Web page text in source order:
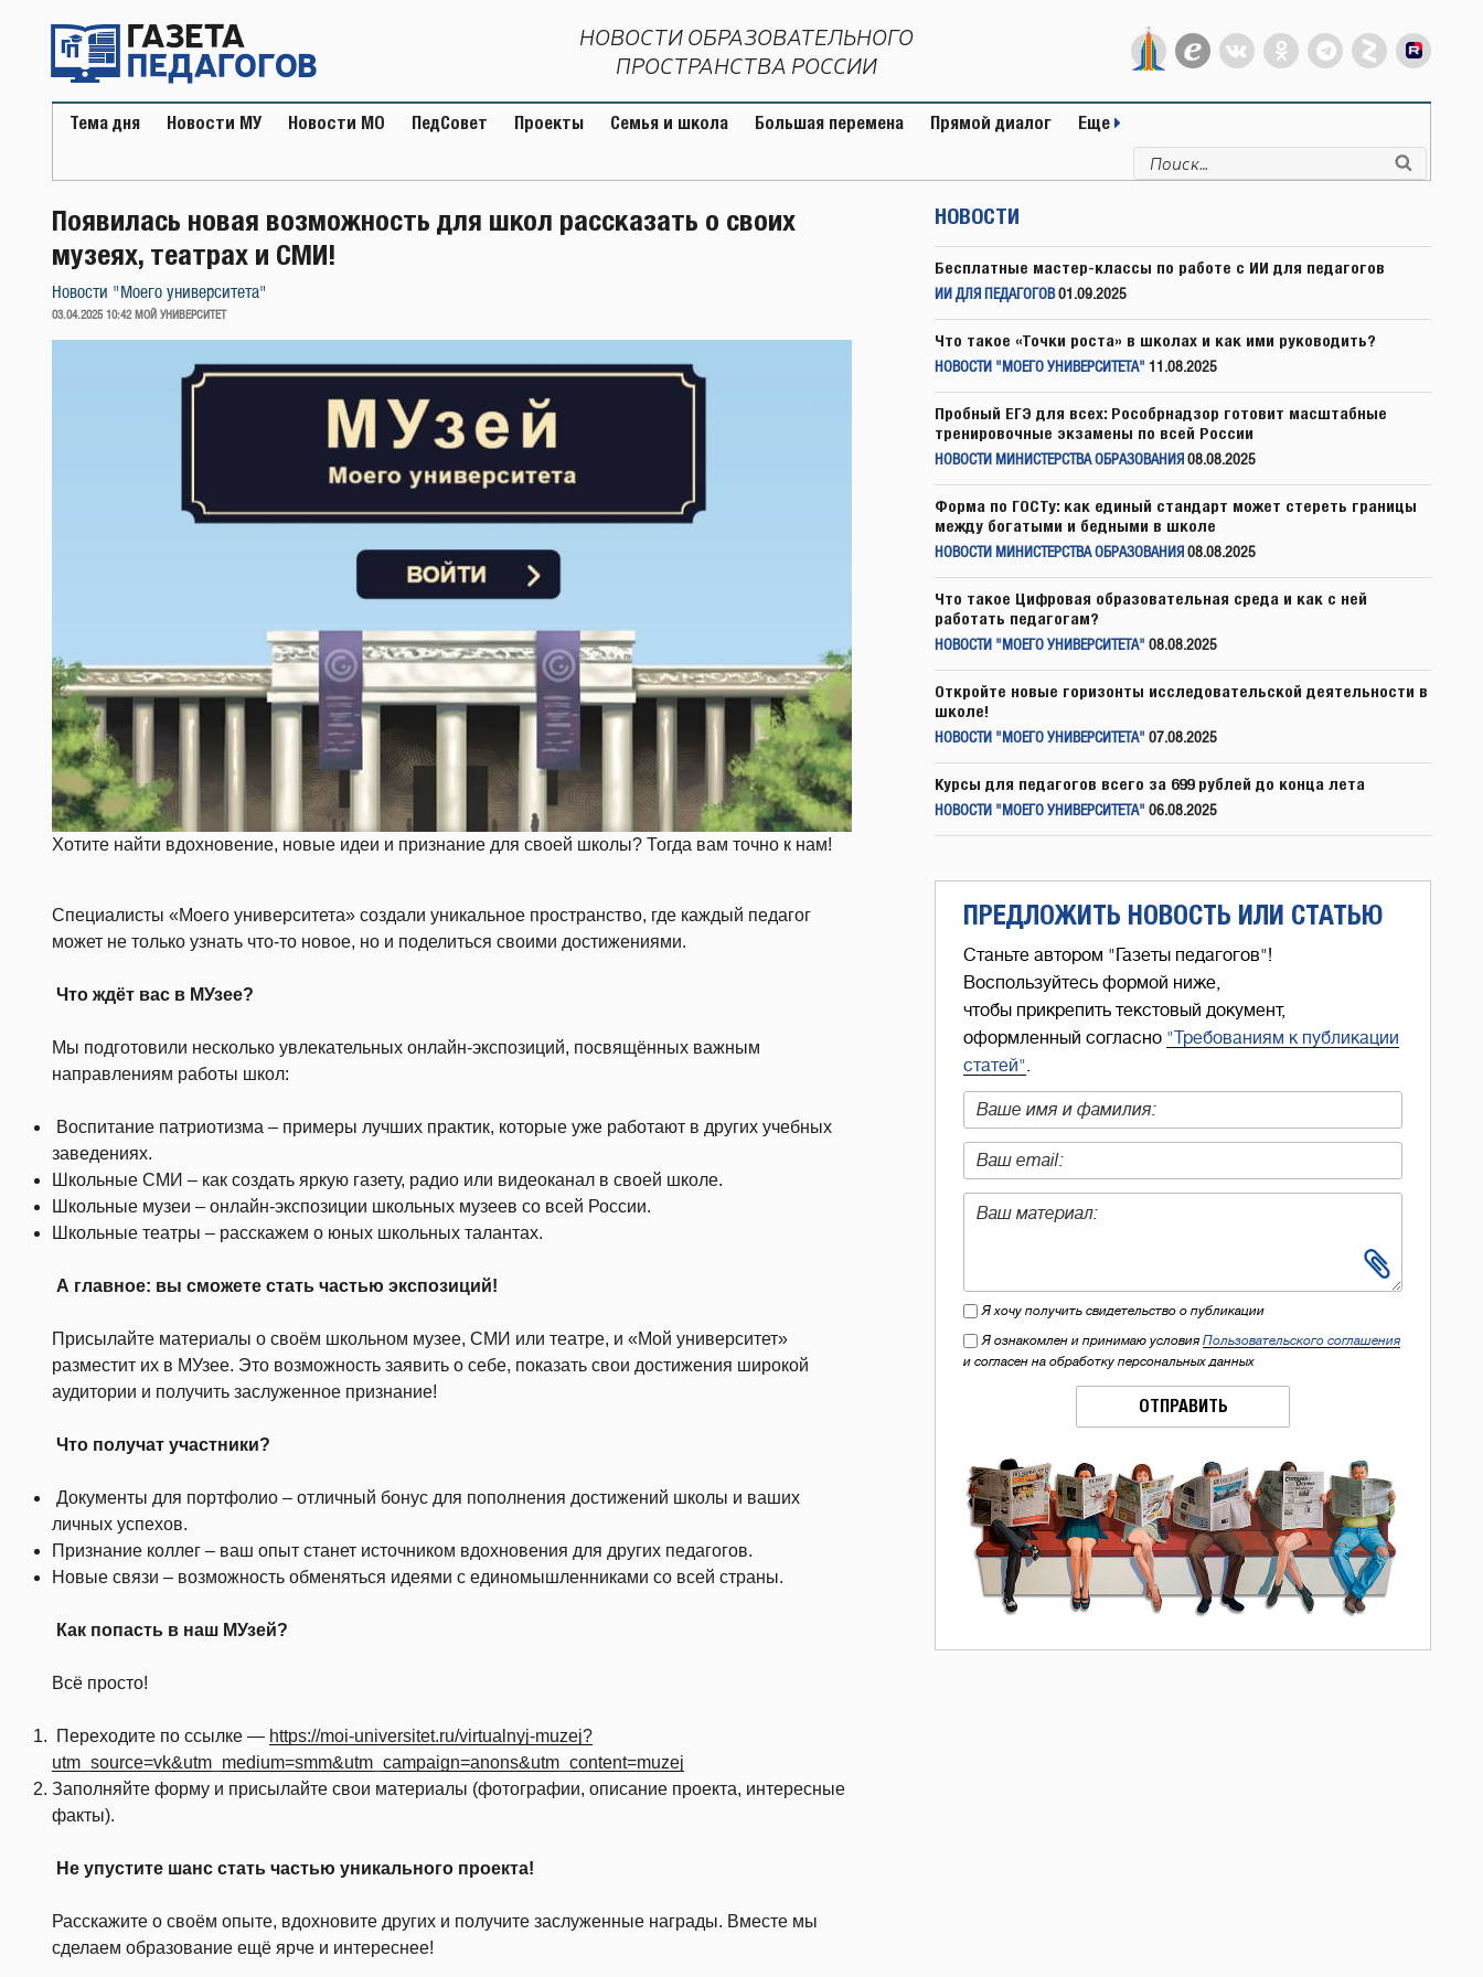
содержимому
НОВОСТИ ОБРАЗОВАТЕЛЬНОГО
ПРОСТРАНСТВА РОССИИ
Тема дня Новости МУ Новости МО ПедСовет Проекты Семья и школа Большая перемена Прямой диалог Еще
Искать:
Появилась новая возможность для школ рассказать о своих
музеях, театрах и СМИ!
Новости "Моего университета"
ОПУБЛИКОВАНО
03.04.2025 10:42 МОЙ УНИВЕРСИТЕТ
Хотите найти вдохновение, новые идеи и признание для своей школы? Тогда вам точно к нам!
Специалисты «Моего университета» создали уникальное пространство, где каждый педагог
может не только узнать что-то новое, но и поделиться своими достижениями.
Что ждёт вас в МУзее?
Мы подготовили несколько увлекательных онлайн-экспозиций, посвящённых важным
направлениям работы школ:
Воспитание патриотизма – примеры лучших практик, которые уже работают в других учебных
заведениях.
Школьные СМИ – как создать яркую газету, радио или видеоканал в своей школе.
Школьные музеи – онлайн-экспозиции школьных музеев со всей России.
Школьные театры – расскажем о юных школьных талантах.
А главное: вы сможете стать частью экспозиций!
Присылайте материалы о своём школьном музее, СМИ или театре, и «Мой университет»
разместит их в МУзее. Это возможность заявить о себе, показать свои достижения широкой
аудитории и получить заслуженное признание!
Что получат участники?
Документы для портфолио – отличный бонус для пополнения достижений школы и ваших
личных успехов.
Признание коллег – ваш опыт станет источником вдохновения для других педагогов.
Новые связи – возможность обменяться идеями с единомышленниками со всей страны.
Как попасть в наш МУзей?
Всё просто!
Переходите по ссылке — https://moi-universitet.ru/virtualnyj-muzej?
utm_source=vk&utm_medium=smm&utm_campaign=anons&utm_content=muzej
Заполняйте форму и присылайте свои материалы (фотографии, описание проекта, интересные
факты).
Не упустите шанс стать частью уникального проекта!
Расскажите о своём опыте, вдохновите других и получите заслуженные награды. Вместе мы
сделаем образование ещё ярче и интереснее!
НОВОСТИ
Бесплатные мастер-классы по работе с ИИ для педагогов
ИИ ДЛЯ ПЕДАГОГОВ 01.09.2025
Что такое «Точки роста» в школах и как ими руководить?
НОВОСТИ "МОЕГО УНИВЕРСИТЕТА" 11.08.2025
Пробный ЕГЭ для всех: Рособрнадзор готовит масштабные
тренировочные экзамены по всей России
НОВОСТИ МИНИСТЕРСТВА ОБРАЗОВАНИЯ 08.08.2025
Форма по ГОСТу: как единый стандарт может стереть границы
между богатыми и бедными в школе
НОВОСТИ МИНИСТЕРСТВА ОБРАЗОВАНИЯ 08.08.2025
Что такое Цифровая образовательная среда и как с ней
работать педагогам?
НОВОСТИ "МОЕГО УНИВЕРСИТЕТА" 08.08.2025
Откройте новые горизонты исследовательской деятельности в
школе!
НОВОСТИ "МОЕГО УНИВЕРСИТЕТА" 07.08.2025
Курсы для педагогов всего за 699 рублей до конца лета
НОВОСТИ "МОЕГО УНИВЕРСИТЕТА" 06.08.2025
ПРЕДЛОЖИТЬ НОВОСТЬ ИЛИ СТАТЬЮ
Станьте автором "Газеты педагогов"!
Воспользуйтесь формой ниже,
чтобы прикрепить текстовый документ,
оформленный согласно "Требованиям к публикации
статей".
Я хочу получить свидетельство о публикации
Я ознакомлен и принимаю условия Пользовательского соглашения
и согласен на обработку персональных данных
ОТПРАВИТЬ